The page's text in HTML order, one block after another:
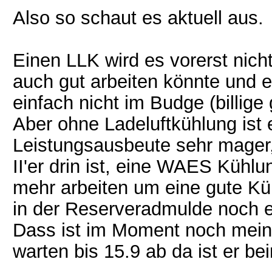
Also so schaut es aktuell aus.
Einen LLK wird es vorerst
auch gut arbeiten könnte und
einfach nicht im Budge
Aber ohne Ladeluftkühlung ist
Leistungsausbeute sehr
II'er drin ist, eine WAES
mehr arbeiten um eine gute
in der Reserveradmulde noch
Dass ist im Moment noch
warten bis 15.9 ab da ist er